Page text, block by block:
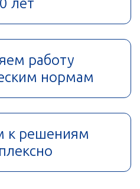
работу
нормам
к решениям